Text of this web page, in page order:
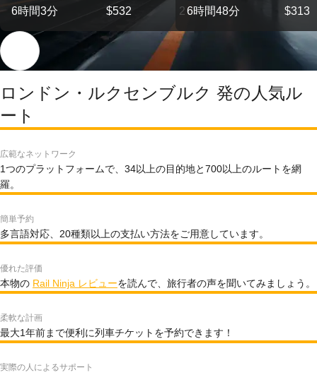
6時間3分 $532 26時間48分 $313
ロンドン・ルクセンブルク 発の人気ル
ート
広範なネットワーク
1つのプラットフォームで、34以上の目的地と700以上のルートを網
羅。
簡単予約
多言語対応、20種類以上の支払い方法をご用意しています。
優れた評価
本物の Rail Ninja レビューを読んで、旅行者の声を聞いてみましょう。
柔軟な計画
最大1年前まで便利に列車チケットを予約できます！
実際の人によるサポート